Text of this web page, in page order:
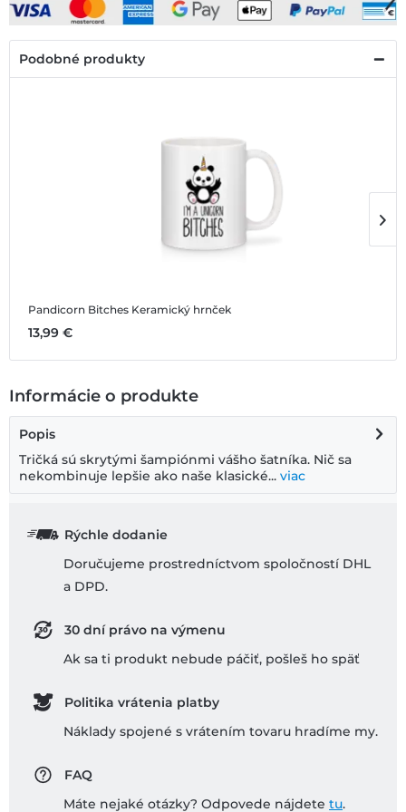
Podobné produkty
Pandicorn Bitches Keramický hrnček
13,99 €
Informácie o produkte
Popis
Tričká sú skrytými šampiónmi vášho šatníka. Nič sa
nekombinuje lepšie ako naše klasické... viac
Rýchle dodanie
Doručujeme prostredníctvom spoločností DHL
a DPD.
30 dní právo na výmenu
Ak sa ti produkt nebude páčiť, pošleš ho späť
Politika vrátenia platby
Náklady spojené s vrátením tovaru hradíme my.
FAQ
Máte nejaké otázky? Odpovede nájdete tu.